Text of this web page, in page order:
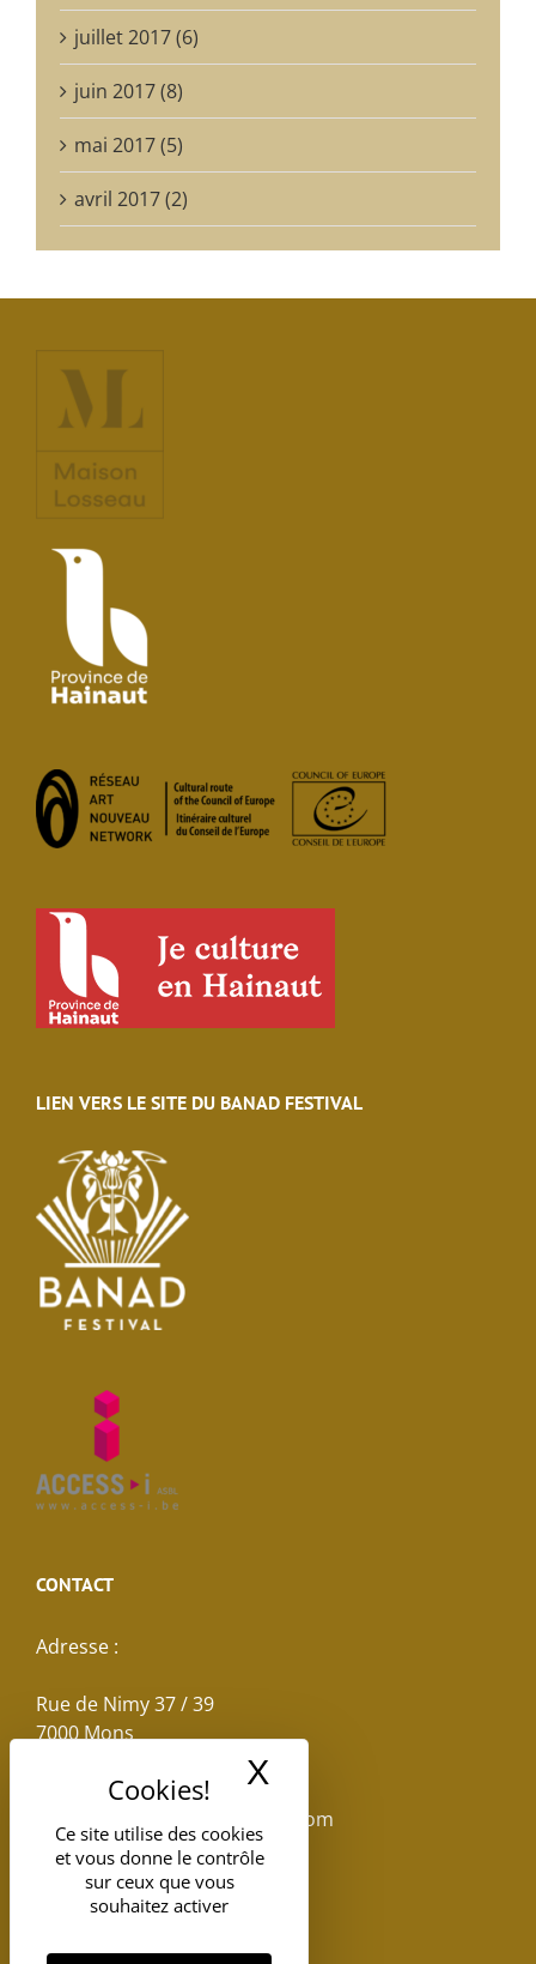
Ce site utilise des cookies
et vous donne le contrôle
sur ceux que vous
souhaitez activer
X
juillet 2017 (6)
juin 2017 (8)
mai 2017 (5)
avril 2017 (2)
LIEN VERS LE SITE DU BANAD FESTIVAL
CONTACT
Adresse :
Rue de Nimy 37 / 39
7000 Mons
reservations.losseau@gmail.com
Tel: +32(0)65.398.880